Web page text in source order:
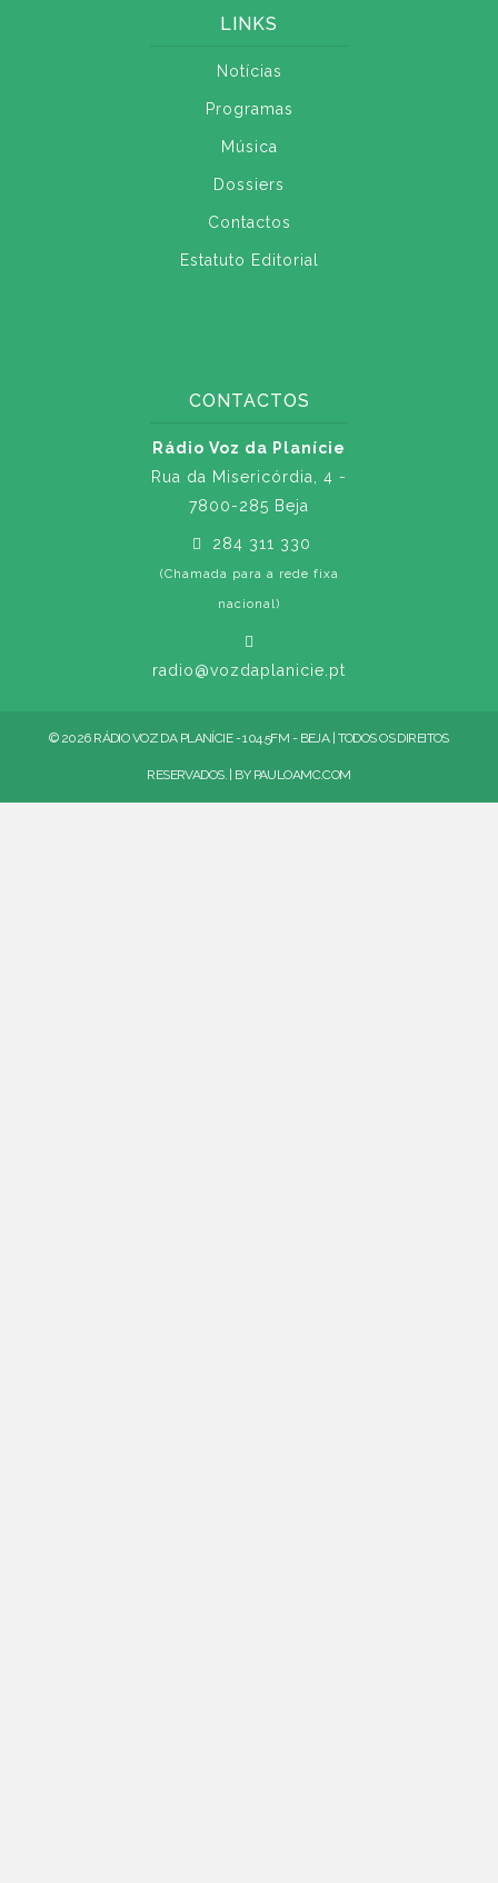
LINKS
Notícias
Programas
Música
Dossiers
Contactos
Estatuto Editorial
CONTACTOS
Rádio Voz da Planície
Rua da Misericórdia, 4 -
7800-285 Beja
284 311 330
(Chamada para a rede fixa
nacional)
radio@vozdaplanicie.pt
© 2026 RÁDIO VOZ DA PLANÍCIE - 104.5FM - BEJA | TODOS OS DIREITOS
RESERVADOS. | BY PAULOAMC.COM